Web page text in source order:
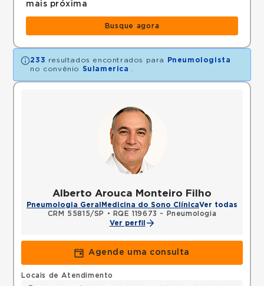
mais próxima
Busque agora
233 resultados encontrados para
Pneumologista
no convênio
Sulamerica
Alberto Arouca Monteiro Filho
Pneumologia Geral Medicina do Sono ClínicaVer todas
CRM 55815/SP
•
RQE 119673 - Pneumologia
Ver perfil
Agende uma consulta
Locais de Atendimento